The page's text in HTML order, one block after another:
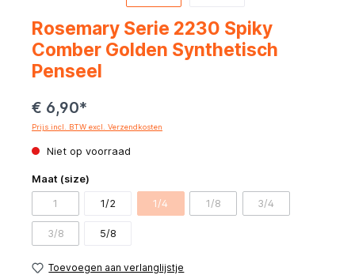
Rosemary Serie 2230 Spiky
Comber Golden Synthetisch
Penseel
€ 6,90*
Prijs incl. BTW excl. Verzendkosten
Niet op voorraad
Maat (size)
1 1/2 1/4 1/8 3/4
3/8 5/8
Toevoegen aan verlanglijstje